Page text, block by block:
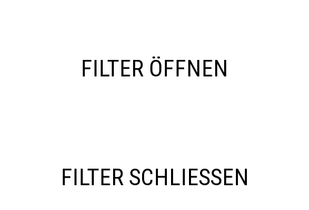
FILTER ÖFFNEN
FILTER SCHLIESSEN